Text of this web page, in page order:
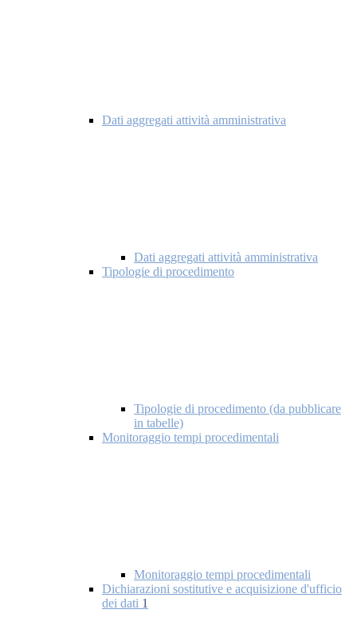
Dati aggregati attività amministrativa
Dati aggregati attività amministrativa
Tipologie di procedimento
Tipologie di procedimento (da pubblicare
in tabelle)
Monitoraggio tempi procedimentali
Monitoraggio tempi procedimentali
Dichiarazioni sostitutive e acquisizione d'ufficio
dei dati 1